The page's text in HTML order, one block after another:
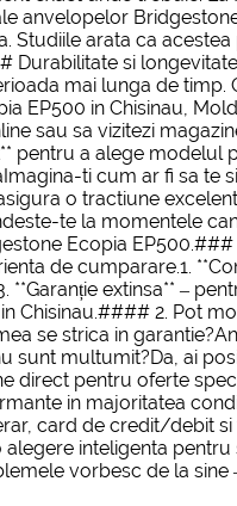
anvelopelor
arata ca
Durabilitate si
mai lunga de
EP500 in Chisinau,
sau sa vizitezi
pentru a alege
ti cum ar fi sa te
o tractiune
te la momentele
Ecopia
de cumparare.1.
extinsa** –
Chisinau.#### 2. Pot
se strica in
multumit?Da, ai
direct pentru oferte
in majoritatea
card de credit/debit
inteligenta
vorbesc de la